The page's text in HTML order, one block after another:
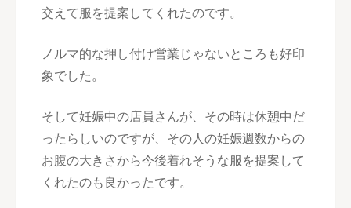
交えて服を提案してくれたのです。
ノルマ的な押し付け営業じゃないところも好印
象でした。
そして妊娠中の店員さんが、その時は休憩中だ
ったらしいのですが、その人の妊娠週数からの
お腹の大きさから今後着れそうな服を提案して
くれたのも良かったです。